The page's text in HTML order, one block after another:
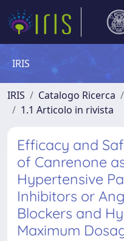
IRIS
IRIS Catalogo Ricerca
1.1 Articolo in rivista
Efficacy and
of Canrenone
Hypertensive
Inhibitors or
Blockers and
Maximum